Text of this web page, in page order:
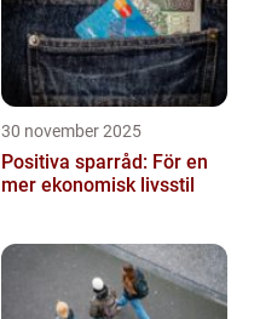
30 november 2025
Positiva sparråd: För en
mer ekonomisk livsstil